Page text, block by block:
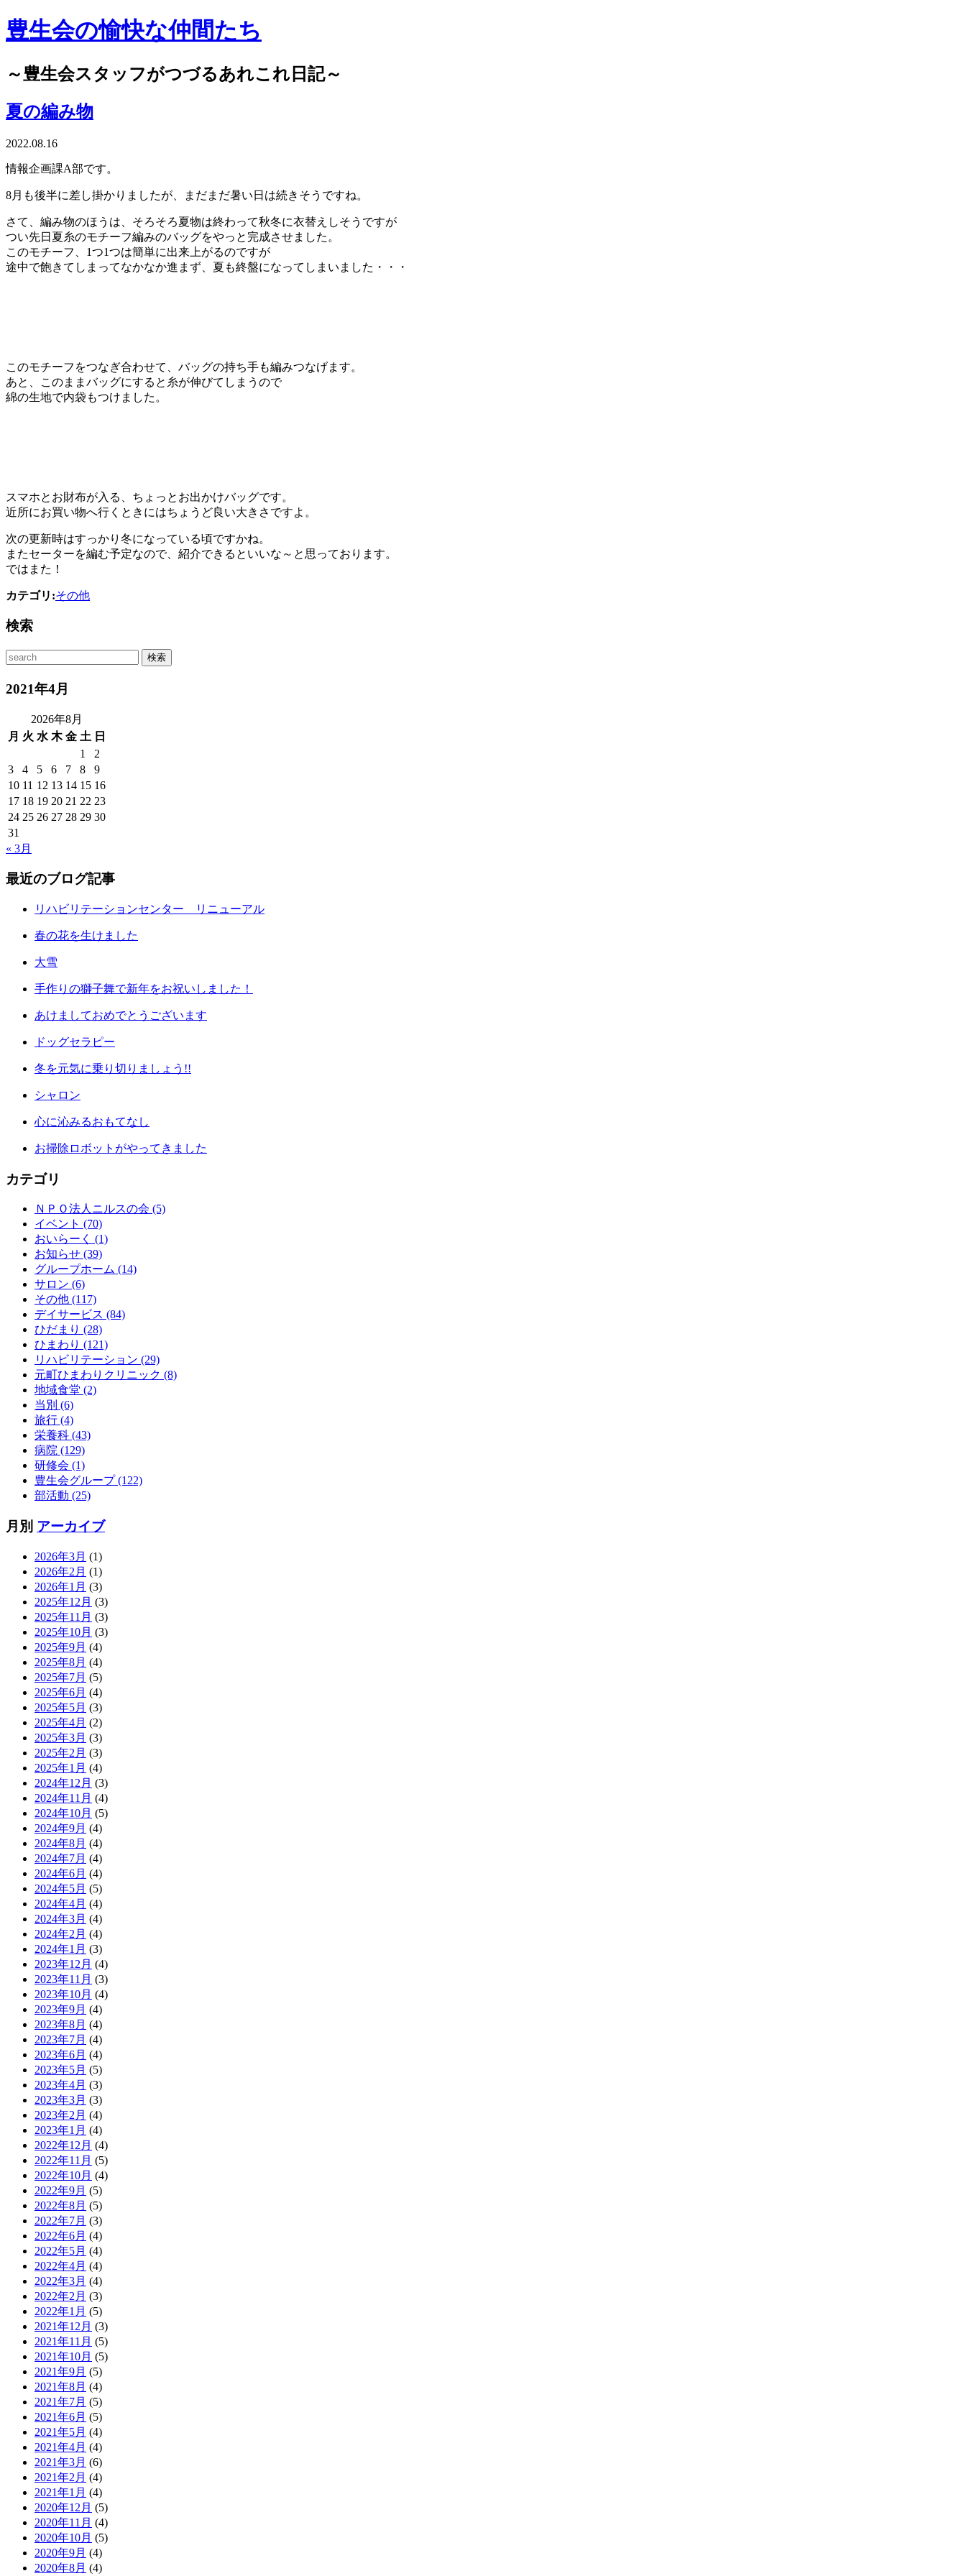
豊生会の愉快な仲間たち
～豊生会スタッフがつづるあれこれ日記～
夏の編み物
2022.08.16
情報企画課A部です。
8月も後半に差し掛かりましたが、まだまだ暑い日は続きそうですね。
さて、編み物のほうは、そろそろ夏物は終わって秋冬に衣替えしそうですが
つい先日夏糸のモチーフ編みのバッグをやっと完成させました。
このモチーフ、1つ1つは簡単に出来上がるのですが
途中で飽きてしまってなかなか進まず、夏も終盤になってしまいました・・・
このモチーフをつなぎ合わせて、バッグの持ち手も編みつなげます。
あと、このままバッグにすると糸が伸びてしまうので
綿の生地で内袋もつけました。
スマホとお財布が入る、ちょっとお出かけバッグです。
近所にお買い物へ行くときにはちょうど良い大きさですよ。
次の更新時はすっかり冬になっている頃ですかね。
またセーターを編む予定なので、紹介できるといいな～と思っております。
ではまた！
カテゴリ:その他
検索
2021年4月
2026年8月
月 火 水 木 金 土 日
1
2
3
4 5 6 7 8
9
10 11 12 13 14 15 16
17 18 19 20 21 22 23
24 25 26 27 28 29 30
31
« 3月
最近のブログ記事
リハビリテーションセンター リニューアル
春の花を生けました
大雪
手作りの獅子舞で新年をお祝いしました！
あけましておめでとうございます
ドッグセラピー
冬を元気に乗り切りましょう!!
シャロン
心に沁みるおもてなし
お掃除ロボットがやってきました
カテゴリ
ＮＰＯ法人ニルスの会 (5)
イベント (70)
おいらーく (1)
お知らせ (39)
グループホーム (14)
サロン (6)
その他 (117)
デイサービス (84)
ひだまり (28)
ひまわり (121)
リハビリテーション (29)
元町ひまわりクリニック (8)
地域食堂 (2)
当別 (6)
旅行 (4)
栄養科 (43)
病院 (129)
研修会 (1)
豊生会グループ (122)
部活動 (25)
月別 アーカイブ
2026年3月 (1)
2026年2月 (1)
2026年1月 (3)
2025年12月 (3)
2025年11月 (3)
2025年10月 (3)
2025年9月 (4)
2025年8月 (4)
2025年7月 (5)
2025年6月 (4)
2025年5月 (3)
2025年4月 (2)
2025年3月 (3)
2025年2月 (3)
2025年1月 (4)
2024年12月 (3)
2024年11月 (4)
2024年10月 (5)
2024年9月 (4)
2024年8月 (4)
2024年7月 (4)
2024年6月 (4)
2024年5月 (5)
2024年4月 (4)
2024年3月 (4)
2024年2月 (4)
2024年1月 (3)
2023年12月 (4)
2023年11月 (3)
2023年10月 (4)
2023年9月 (4)
2023年8月 (4)
2023年7月 (4)
2023年6月 (4)
2023年5月 (5)
2023年4月 (3)
2023年3月 (3)
2023年2月 (4)
2023年1月 (4)
2022年12月 (4)
2022年11月 (5)
2022年10月 (4)
2022年9月 (5)
2022年8月 (5)
2022年7月 (3)
2022年6月 (4)
2022年5月 (4)
2022年4月 (4)
2022年3月 (4)
2022年2月 (3)
2022年1月 (5)
2021年12月 (3)
2021年11月 (5)
2021年10月 (5)
2021年9月 (5)
2021年8月 (4)
2021年7月 (5)
2021年6月 (5)
2021年5月 (4)
2021年4月 (4)
2021年3月 (6)
2021年2月 (4)
2021年1月 (4)
2020年12月 (5)
2020年11月 (4)
2020年10月 (5)
2020年9月 (4)
2020年8月 (4)